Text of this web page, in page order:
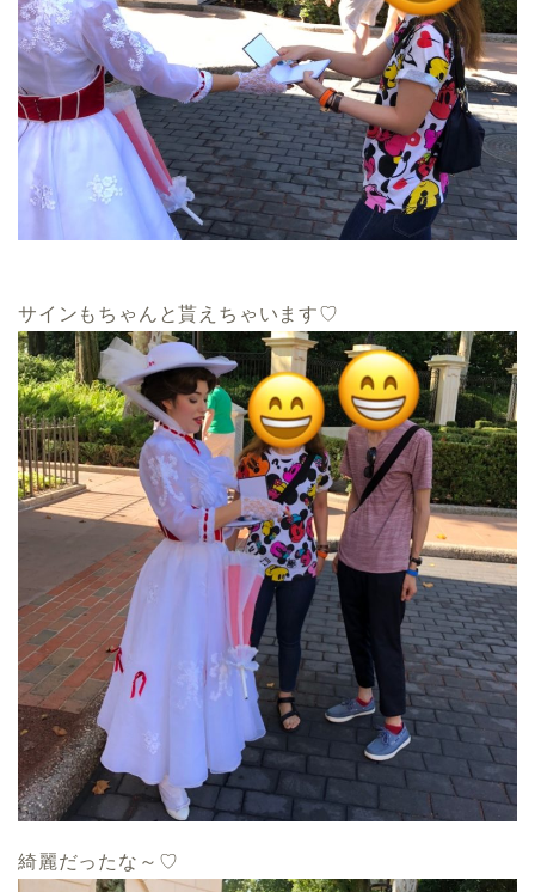
サインもちゃんと貰えちゃいます♡
綺麗だったな～♡